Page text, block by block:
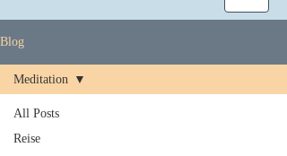
Blog
All Posts
Reise
Meditation